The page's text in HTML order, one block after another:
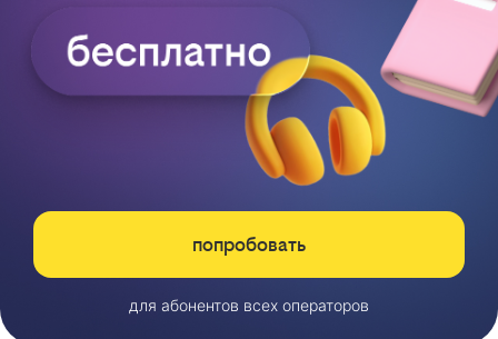
попробовать
для абонентов всех операторов